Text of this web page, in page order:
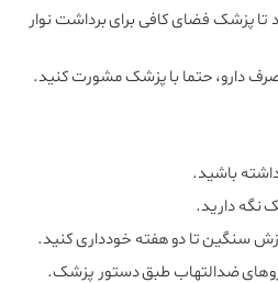
پزشک فضای کافی برای برداشت نوار
دارو، حتما با پزشک مشورت کنید.
نگه دارید.
سنگین تا دو هفته خودداری کنید.
ضدالتهاب طبق دستور پزشک.